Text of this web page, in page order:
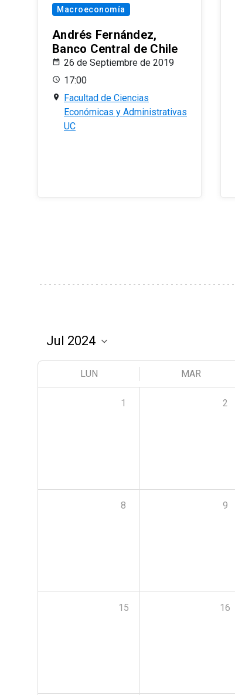
Macroeconomía
Andrés Fernández,
Banco Central de Chile
26 de Septiembre de 2019
17:00
Facultad de Ciencias
Económicas y Administrativas
UC
LUN MAR
1 2
8 9
15 16